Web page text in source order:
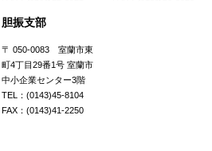
胆振支部
〒 050-0083 室蘭市東
町4丁目29番1号 室蘭市
中小企業センター3階
TEL：(0143)45-8104
FAX：(0143)41-2250